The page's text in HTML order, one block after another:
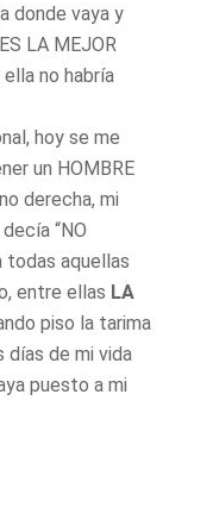
donde vaya y
LA MEJOR
ella no habría
hoy se me
un HOMBRE
derecha, mi
“NO
todas aquellas
entre ellas LA
piso la tarima
días de mi vida
puesto a mi